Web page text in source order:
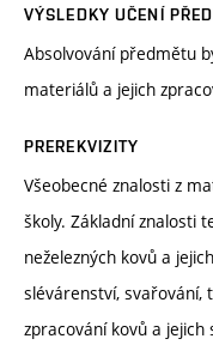
VÝSLEDKY UČENÍ
Absolvování předmětu
materiálů a jejich
PREREKVIZITY
Všeobecné znalosti z
školy. Základní znalosti
neželezných kovů a
slévárenství, svařování,
zpracování kovů a jejich